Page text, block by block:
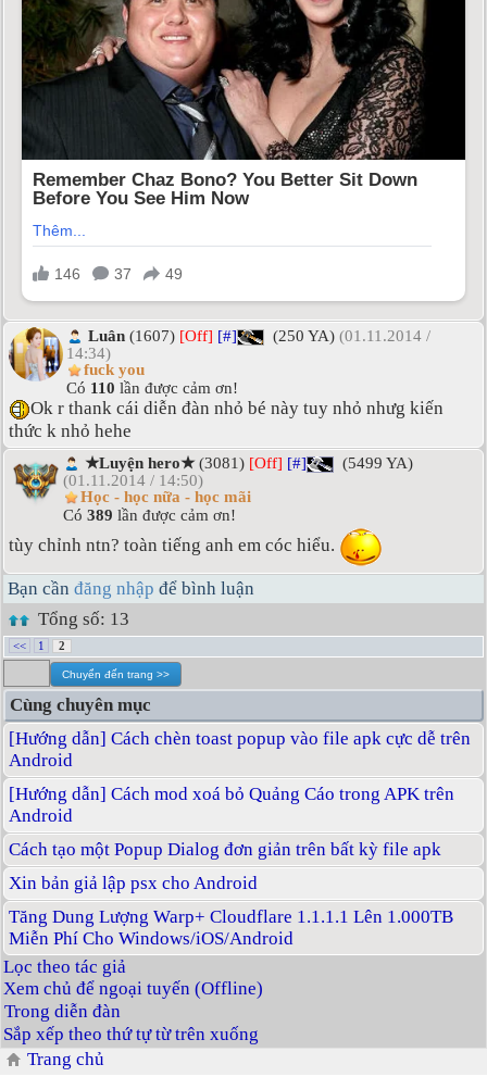
Luân (1607) [Off] [#] (250 YA) (01.11.2014 /
14:34)
fuck you
Có 110 lần được cảm ơn!
Ok r thank cái diễn đàn nhỏ bé này tuy nhỏ nhưg kiến
thức k nhỏ hehe
★Luyện hero★(3081) [Off] [#]
(5499 YA)
(01.11.2014 / 14:50)
Học - học nữa - học mãi
Có 389 lần được cảm ơn!
tùy chỉnh ntn? toàn tiếng anh em cóc hiểu.
Bạn cần đăng nhập để bình luận
Tổng số: 13
<< 1 2
Cùng chuyên mục
[Hướng dẫn] Cách chèn toast popup vào file apk cực dễ trên
Android
[Hướng dẫn] Cách mod xoá bỏ Quảng Cáo trong APK trên
Android
Cách tạo một Popup Dialog đơn giản trên bất kỳ file apk
Xin bản giả lập psx cho Android
Tăng Dung Lượng Warp+ Cloudflare 1.1.1.1 Lên 1.000TB
Miễn Phí Cho Windows/iOS/Android
Lọc theo tác giả
Xem chủ để ngoại tuyến (Offline)
Trong diễn đàn
Sắp xếp theo thứ tự từ trên xuống
Trang chủ